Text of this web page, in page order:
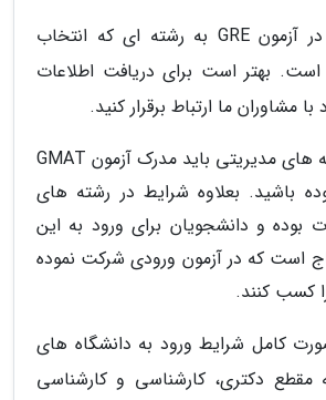
نمره مورد احتیاج در آزمون GRE به رشته ای که انتخاب
است. بهتر است برای دریافت اطلاعات
مشاوران ما ارتباط برقرار کنید.
مهم: برای رشته های مدیریتی باید مدرک آزمون GMAT
باشید. بعلاوه شرایط در رشته های
بوده و دانشجویان برای ورود به این
است که در آزمون ورودی شرکت نموده
کسب کنند.
کامل شرایط ورود به دانشگاه های
مقطع دکتری، کارشناسی و کارشناسی